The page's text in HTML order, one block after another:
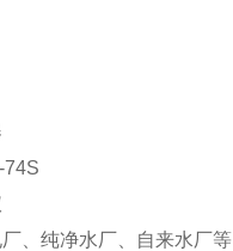
74S
、纯净水厂、自来水厂等